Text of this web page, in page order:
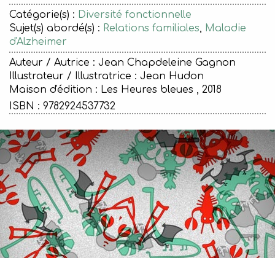
Catégorie(s) : Diversité fonctionnelle
Sujet(s) abordé(s) : Relations familiales, Maladie
d'Alzheimer
Auteur / Autrice : Jean Chapdeleine Gagnon
Illustrateur / Illustratrice : Jean Hudon
Maison d'édition : Les Heures bleues , 2018
ISBN : 9782924537732